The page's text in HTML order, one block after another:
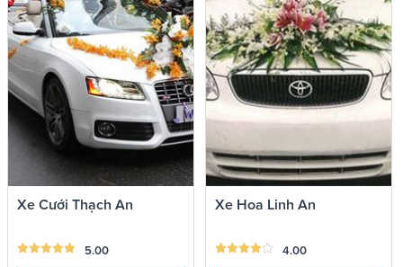
Xe Cưới Thạch An
5.00
Xe Hoa Linh An
4.00